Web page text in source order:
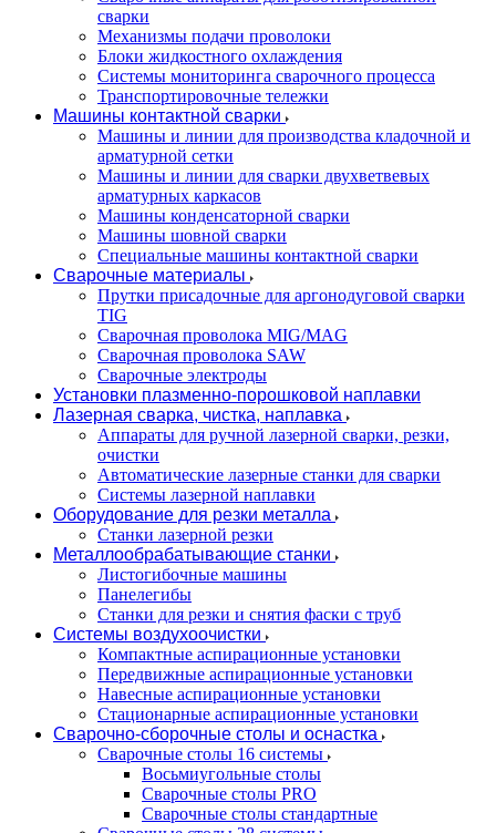
сварки
Механизмы подачи проволоки
Блоки жидкостного охлаждения
Системы мониторинга сварочного процесса
Транспортировочные тележки
Машины контактной сварки
Машины и линии для производства кладочной и
арматурной сетки
Машины и линии для сварки двухветвевых
арматурных каркасов
Машины конденсаторной сварки
Машины шовной сварки
Специальные машины контактной сварки
Сварочные материалы
Прутки присадочные для аргонодуговой сварки
TIG
Сварочная проволока MIG/MAG
Сварочная проволока SAW
Сварочные электроды
Установки плазменно-порошковой наплавки
Лазерная сварка, чистка, наплавка
Аппараты для ручной лазерной сварки, резки,
очистки
Автоматические лазерные станки для сварки
Системы лазерной наплавки
Оборудование для резки металла
Станки лазерной резки
Металлообрабатывающие станки
Листогибочные машины
Панелегибы
Станки для резки и снятия фаски с труб
Системы воздухоочистки
Компактные аспирационные установки
Передвижные аспирационные установки
Навесные аспирационные установки
Стационарные аспирационные установки
Сварочно-сборочные столы и оснастка
Сварочные столы 16 системы
Восьмиугольные столы
Сварочные столы PRO
Сварочные столы стандартные